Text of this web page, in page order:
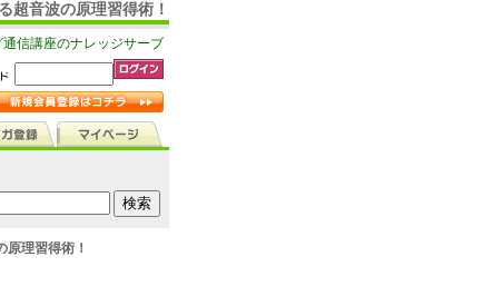
超音波の原理習得術！
信講座のナレッジサーブ
理習得術！